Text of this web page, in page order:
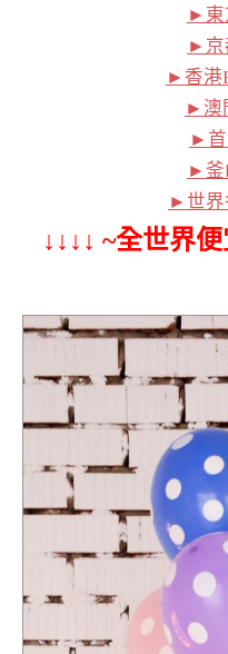
►東
►京
►香港
►澳
►首
►釜
►世界
↓↓↓↓ ~全世界